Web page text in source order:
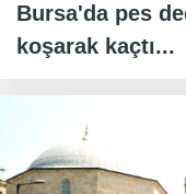
Bursa'da pes
koşarak kaçtı...